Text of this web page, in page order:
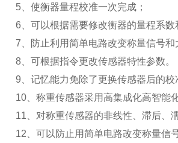
5 、使衡器量程校准一次完成；
6 、可以根据需要修改衡器的量程系
7 、防止利用简单电路改变称量信号和
8 、可根据指令更改传感器特性参数。
9 、记忆能力免除了更换传感器后的校
10 、称重传感器采用高集成化高智能
11 、对称重传感器的非线性、滞后、
12 、可以防止用简单电路改变称量信